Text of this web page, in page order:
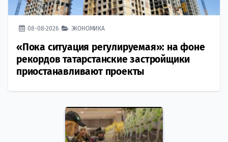
08-08-2026 ЭКОНОМИКА
«Пока ситуация регулируемая»: на фоне
рекордов татарстанские застройщики
приостанавливают проекты